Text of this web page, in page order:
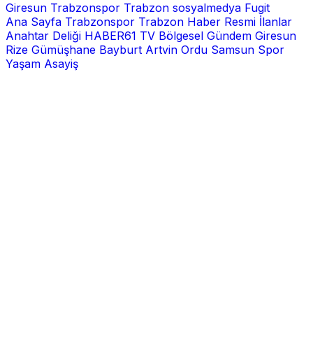
Giresun Trabzonspor Trabzon sosyalmedya Fugit
Ana Sayfa Trabzonspor Trabzon Haber Resmi İlanlar
Anahtar Deliği HABER61 TV Bölgesel Gündem Giresun
Rize Gümüşhane Bayburt Artvin Ordu Samsun Spor
Yaşam Asayiş